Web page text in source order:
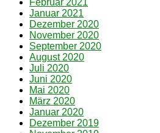
Februar 2021
Januar 2021
Dezember 2020
November 2020
September 2020
August 2020
Juli 2020
Juni 2020
Mai 2020
März 2020
Januar 2020
Dezember 2019